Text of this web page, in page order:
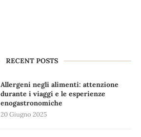
RECENT POSTS
Allergeni negli alimenti: attenzione
durante i viaggi e le esperienze
enogastronomiche
20 Giugno 2025